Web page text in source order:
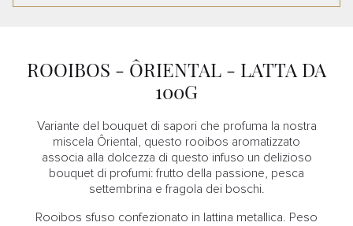
ROOIBOS - ÔRIENTAL - LATTA DA
100G
Variante del bouquet di sapori che profuma la nostra
miscela Ôriental, questo rooibos aromatizzato
associa alla dolcezza di questo infuso un delizioso
bouquet di profumi: frutto della passione, pesca
settembrina e fragola dei boschi.
Rooibos sfuso confezionato in lattina metallica. Peso